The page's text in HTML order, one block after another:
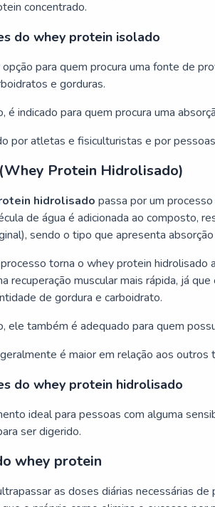
concentrado.
do whey protein isolado
opção para quem procura uma fonte de
e gorduras.
é indicado para quem procura uma
por atletas e fisiculturistas e por
Protein Hidrolisado)
hidrolisado passa por um
de água é adicionada ao composto,
sendo o tipo que apresenta
torna o whey protein hidrolisado
recuperação muscular mais rápida, já
de gordura e carboidrato.
ele também é adequado para quem
é maior em relação aos
do whey protein hidrolisado
ideal para pessoas com alguma
ser digerido.
whey protein
as doses diárias necessárias